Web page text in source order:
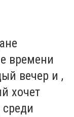
времени
вечер и ,
хочет